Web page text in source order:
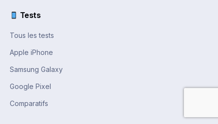
Tests
Tous les tests
Apple iPhone
Samsung Galaxy
Google Pixel
Comparatifs